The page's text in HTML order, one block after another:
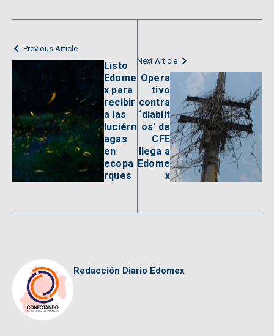
Previous Article
Listo
Edome
x para
recibir
a las
luciérn
agas
en
ecopa
rques
Next Article
Opera
tivo
contra
‘diablit
os’ de
CFE
llega a
Edome
x
Redacción Diario Edomex